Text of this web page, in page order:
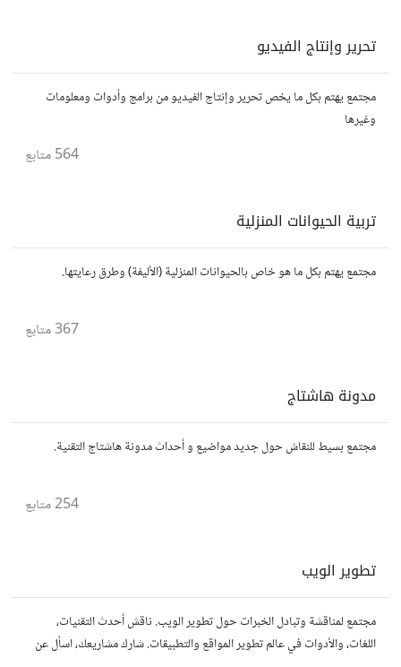
تحرير وإنتاج الفيديو
مجتمع يهتم بكل ما يخص تحرير وإنتاج الفيديو من برامج وأدوات ومعلومات
وغيرها
564متابع
تربية الحيوانات المنزلية
مجتمع يهتم بكل ما هو خاص بالحيوانات المنزلية (الأليفة) وطرق رعايتها.
367متابع
مدونة هاشتاج
مجتمع بسيط للنقاش حول جديد مواضيع و أحداث مدونة هاشتاج التقنية.
254متابع
تطوير الويب
مجتمع لمناقشة وتبادل الخبرات حول تطوير الويب. ناقش أحدث التقنيات،
اللغات، والأدوات في عالم تطوير المواقع والتطبيقات. شارك مشاريعك، اسأل عن